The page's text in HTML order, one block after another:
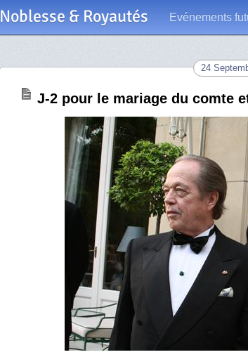
Noblesse & Royautés Evénements
24
J-2 pour le mariage du comte